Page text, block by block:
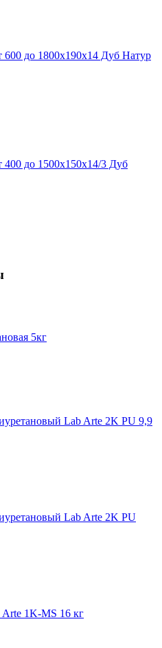
до 1800х190х14 Дуб Натур
до 1500х150х14/3 Дуб
5кг
Lab Arte 2K PU 9,9
Lab Arte 2K PU
1K-MS 16 кг